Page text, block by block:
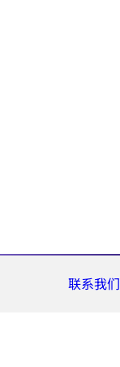
联系我们